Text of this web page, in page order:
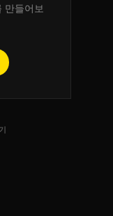
만들어보